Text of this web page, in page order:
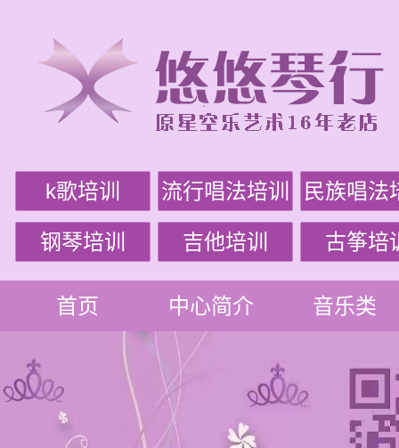
k歌培训 流行唱法培训 民族唱法
钢琴培训 吉他培训 古筝培
首页 中心简介 音乐类